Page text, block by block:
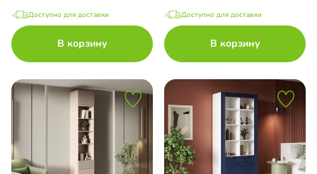
Доступно для доставки
В корзину
Доступно для доставки
В корзину